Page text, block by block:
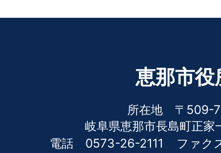
恵那市役
所在地 〒509-
岐阜県恵那市長島町正家
電話 0573-26-2111
ファ